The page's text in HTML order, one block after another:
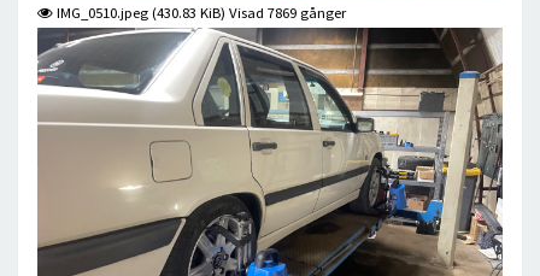
IMG_0510.jpeg (430.83 KiB) Visad 7869 gånger